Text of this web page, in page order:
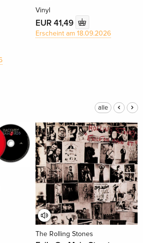
Vinyl
EUR 41,49
Erscheint am 18.09.2026
alle
The Rolling Stones